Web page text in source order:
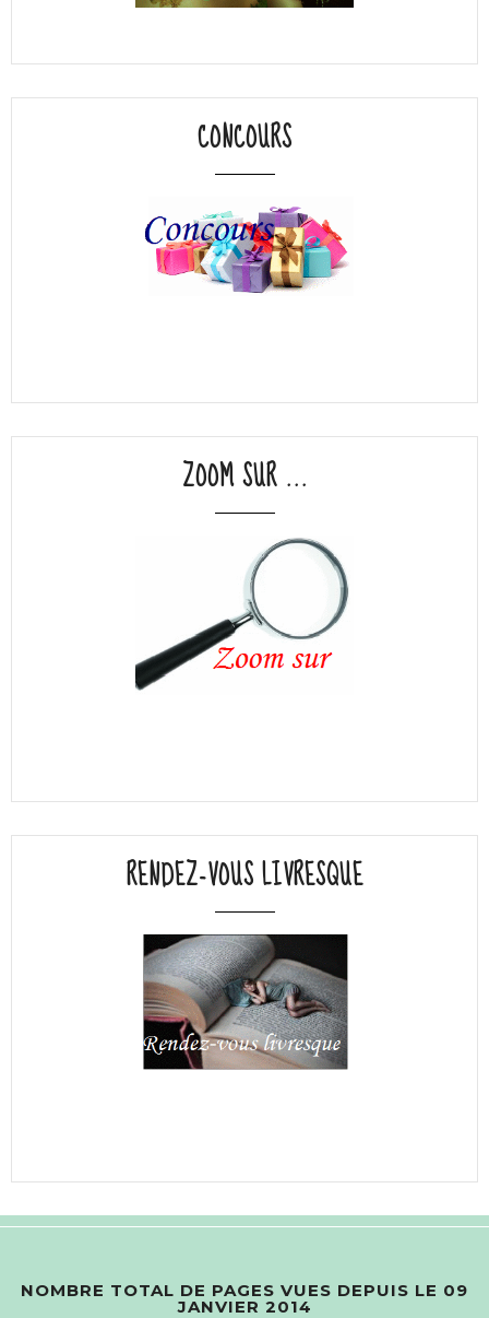
CONCOURS
ZOOM SUR ...
RENDEZ-VOUS LIVRESQUE
NOMBRE TOTAL DE PAGES VUES DEPUIS LE 09
JANVIER 2014